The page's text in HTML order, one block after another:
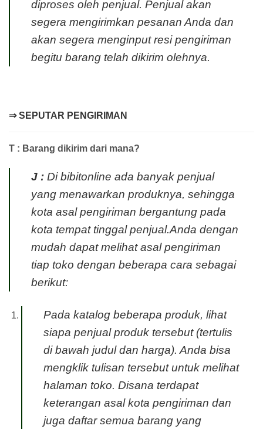
diproses oleh penjual. Penjual akan
segera mengirimkan pesanan Anda dan
akan segera menginput resi pengiriman
begitu barang telah dikirim olehnya.
⇒ SEPUTAR PENGIRIMAN
T : Barang dikirim dari mana?
J : Di bibitonline ada banyak penjual
yang menawarkan produknya, sehingga
kota asal pengiriman bergantung pada
kota tempat tinggal penjual.Anda dengan
mudah dapat melihat asal pengiriman
tiap toko dengan beberapa cara sebagai
berikut:
Pada katalog beberapa produk, lihat
siapa penjual produk tersebut (tertulis
di bawah judul dan harga). Anda bisa
mengklik tulisan tersebut untuk melihat
halaman toko. Disana terdapat
keterangan asal kota pengiriman dan
juga daftar semua barang yang